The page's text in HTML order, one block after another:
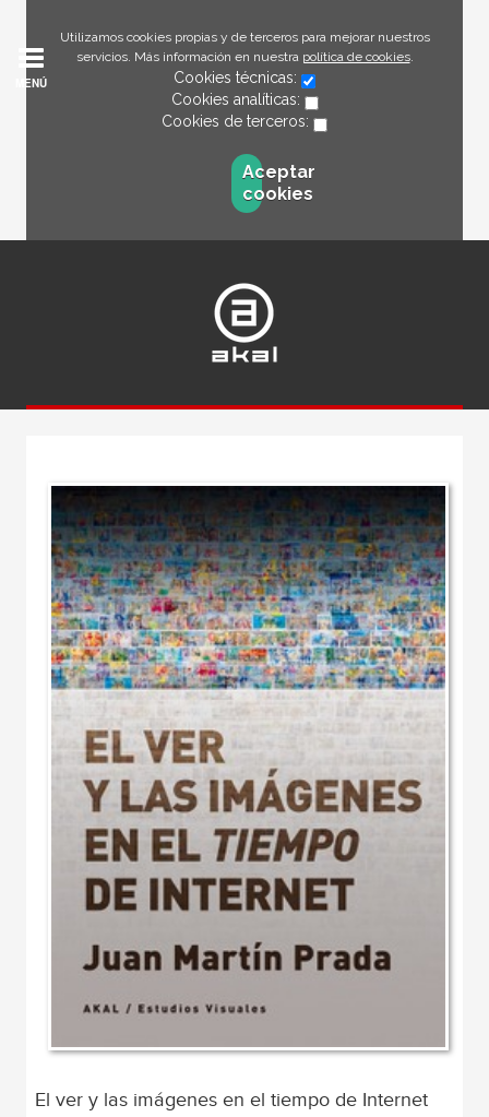
Utilizamos cookies propias y de terceros para mejorar nuestros
servicios. Más información en nuestra política de cookies.
Cookies técnicas:
Cookies analíticas:
Cookies de terceros:
Aceptar
cookies
MENÚ
El ver y las imágenes en el tiempo de Internet